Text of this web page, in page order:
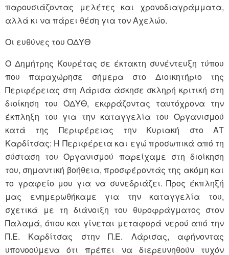
παρουσιάζοντας μελέτες και χρονοδιαγράμματα,
αλλά κι να πάρει θέση για τον Αχελώο.
Οι ευθύνες του ΟΔΥΘ
Ο Δημήτρης Κουρέτας σε έκτακτη συνέντευξη τύπου
που παραχώρησε σήμερα στο Διοικητήριο της
Περιφέρειας στη Λάρισα άσκησε σκληρή κριτική στη
διοίκηση του ΟΔΥΘ, εκφράζοντας ταυτόχρονα την
έκπληξη του για την καταγγελία του Οργανισμού
κατά της Περιφέρειας την Κυριακή στο ΑΤ
Καρδίτσας: Η Περιφέρεια και εγώ προσωπικά από τη
σύσταση του Οργανισμού παρείχαμε στη διοίκηση
του, σημαντική βοήθεια, προσφέροντάς της ακόμη και
το γραφείο μου για να συνεδριάζει. Προς έκπληξή
μας ενημερωθήκαμε για την καταγγελία του,
σχετικά με τη διάνοιξη του θυροφράγματος στον
Παλαμά, όπου και γίνεται μεταφορά νερού από την
Π.Ε. Καρδίτσας στην Π.Ε. Λάρισας, αφήνοντας
υπονοούμενα ότι πρέπει να διερευνηθούν τυχόν